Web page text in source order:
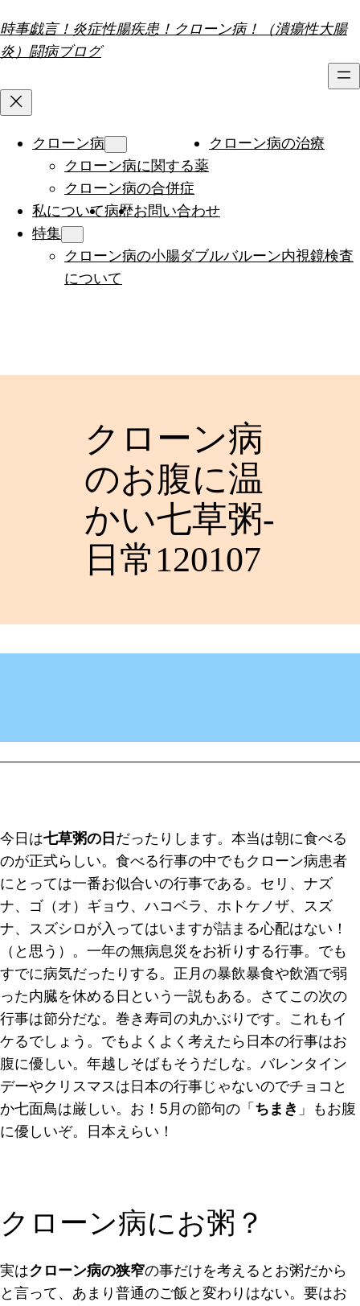
容
を
キ
時事戯言！炎症性腸疾患！クローン病！（潰瘍性大腸
炎）闘病ブログ
クローン病
クローン病に関する薬
クローン病の合併症
クローン病の治療
私について病歴お問い合わせ
特集
クローン病の小腸ダブルバルーン内視鏡検査
について
クローン病
のお腹に温
かい七草粥-
日常120107
今日は七草粥の日 だったりします。 本当は朝に食べる
のが正式らしい。食べる行事の中でもクローン病患者
にとっては一番お似合いの行事である。 セリ、ナズ
ナ、ゴ（オ）ギョウ、ハコベラ、ホトケノザ、スズ
ナ、スズシロが入ってはいますが詰まる心配はない！
（と思う）。一年の無病息災をお祈りする行事。でも
すでに病気だったりする。正月の暴飲暴食や飲酒で弱
った内臓を休める日という一説もある。さてこの次の
行事は節分だな。巻き寿司の丸かぶりです。これもイ
ケるでしょう。でもよくよく考えたら日本の行事はお
腹に優しい。年越しそばもそうだしな。バレンタイン
デーやクリスマスは日本の行事じゃないのでチョコと
か七面鳥は厳しい。お！5月の節句の「 ちまき 」もお腹
に優しいぞ。日本えらい！
クローン病にお粥？
実はクローン病の狭窄の事だけを考えるとお粥だから
と言って、あまり普通のご飯と変わりはない。要はお